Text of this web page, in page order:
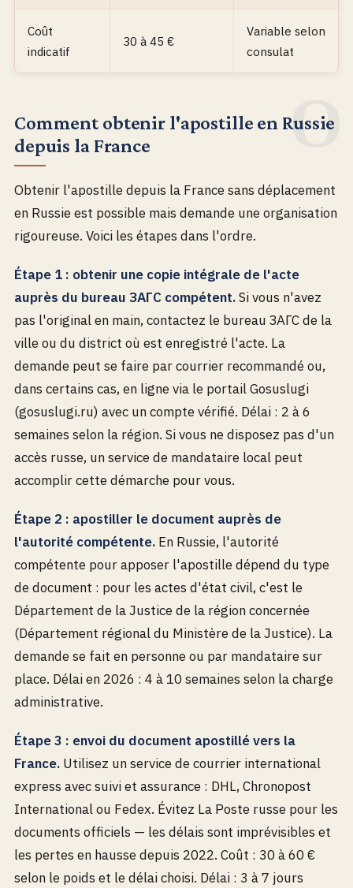
Coût
indicatif
30 à 45 €
Variable selon
consulat
Comment obtenir l'apostille en Russie
depuis la France
Obtenir l'apostille depuis la France sans déplacement
en Russie est possible mais demande une organisation
rigoureuse. Voici les étapes dans l'ordre.
Étape 1 : obtenir une copie intégrale de l'acte
auprès du bureau ЗАГС compétent.Si vous n'avez
pas l'original en main, contactez le bureau ЗАГС de la
ville ou du district où est enregistré l'acte. La
demande peut se faire par courrier recommandé ou,
dans certains cas, en ligne via le portail Gosuslugi
(gosuslugi.ru) avec un compte vérifié. Délai : 2 à 6
semaines selon la région. Si vous ne disposez pas d'un
accès russe, un service de mandataire local peut
accomplir cette démarche pour vous.
Étape 2 : apostiller le document auprès de
l'autorité compétente.En Russie, l'autorité
compétente pour apposer l'apostille dépend du type
de document : pour les actes d'état civil, c'est le
Département de la Justice de la région concernée
(Département régional du Ministère de la Justice). La
demande se fait en personne ou par mandataire sur
place. Délai en 2026 : 4 à 10 semaines selon la charge
administrative.
Étape 3 : envoi du document apostillé vers la
France.Utilisez un service de courrier international
express avec suivi et assurance : DHL, Chronopost
International ou Fedex. Évitez La Poste russe pour les
documents officiels — les délais sont imprévisibles et
les pertes en hausse depuis 2022. Coût : 30 à 60 €
selon le poids et le délai choisi. Délai : 3 à 7 jours